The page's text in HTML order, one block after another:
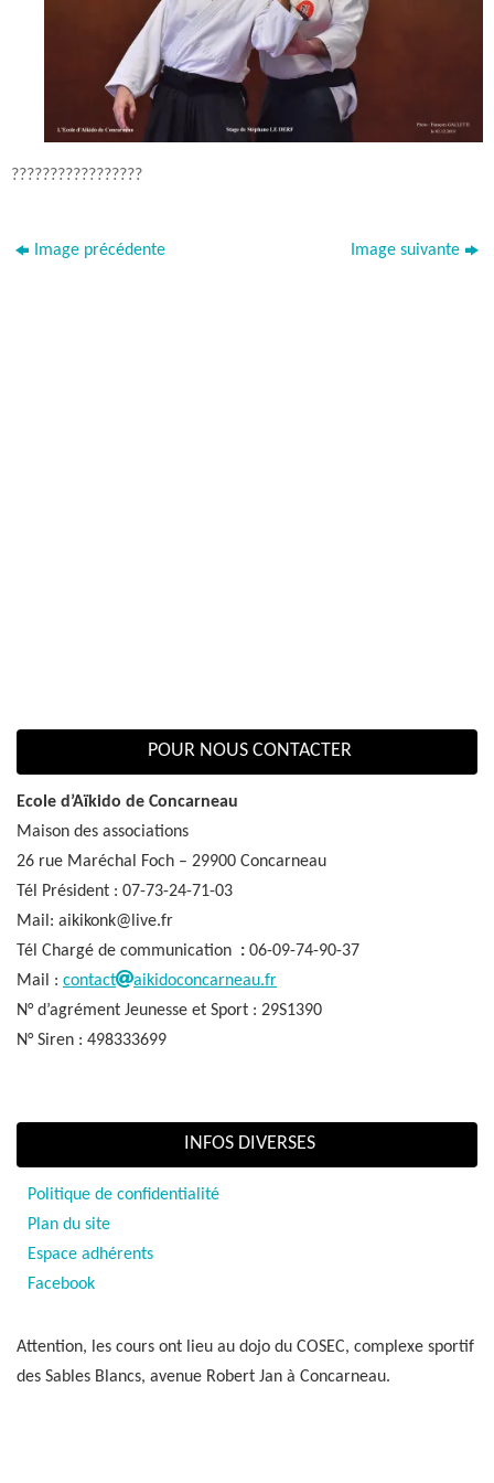
?????????????????
Image précédente Image suivante
POUR NOUS CONTACTER
Ecole d’Aïkido de Concarneau
Maison des associations
26 rue Maréchal Foch – 29900 Concarneau
Tél Président : 07-73-24-71-03
Mail: aikikonk@live.fr
Tél Chargé de communication : 06-09-74-90-37
Mail : contact
aikidoconcarneau.fr
N° d’agrément Jeunesse et Sport : 29S1390
N° Siren : 498333699
INFOS DIVERSES
Politique de confidentialité
Plan du site
Espace adhérents
Facebook
Attention, les cours ont lieu au dojo du COSEC, complexe sportif
des Sables Blancs, avenue Robert Jan à Concarneau.